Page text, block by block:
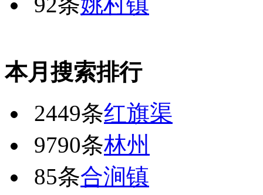
本月搜索排行
2449条红旗渠
9790条林州
85条合涧镇